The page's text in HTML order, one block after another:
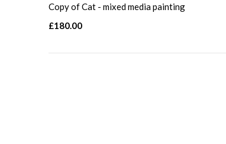
Copy of Cat - mixed media painting
£180.00